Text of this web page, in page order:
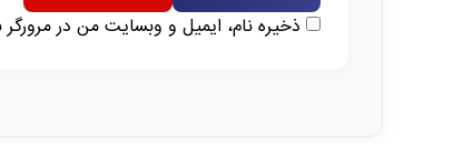
ذخیره نام، ایمیل و وبسایت من در